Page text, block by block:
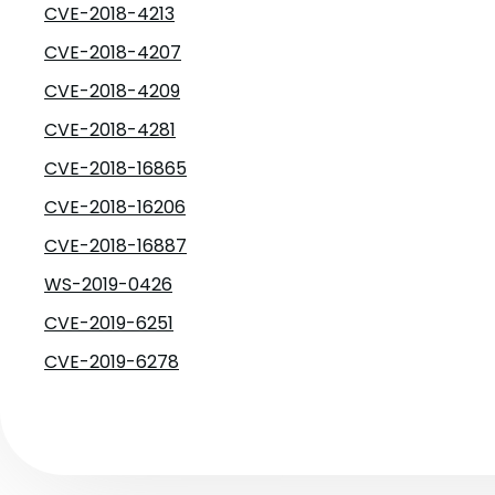
CVE-2018-4213
CVE-2018-4207
CVE-2018-4209
CVE-2018-4281
CVE-2018-16865
CVE-2018-16206
CVE-2018-16887
WS-2019-0426
CVE-2019-6251
CVE-2019-6278